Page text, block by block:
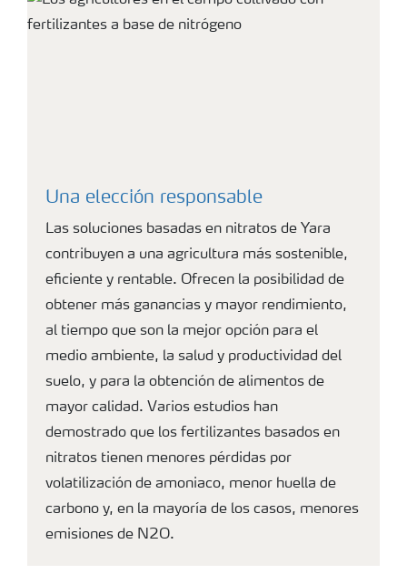
Una elección responsable
Las soluciones basadas en nitratos de Yara
contribuyen a una agricultura más sostenible,
eficiente y rentable. Ofrecen la posibilidad de
obtener más ganancias y mayor rendimiento,
al tiempo que son la mejor opción para el
medio ambiente, la salud y productividad del
suelo, y para la obtención de alimentos de
mayor calidad. Varios estudios han
demostrado que los fertilizantes basados en
nitratos tienen menores pérdidas por
volatilización de amoniaco, menor huella de
carbono y, en la mayoría de los casos, menores
emisiones de N2O.